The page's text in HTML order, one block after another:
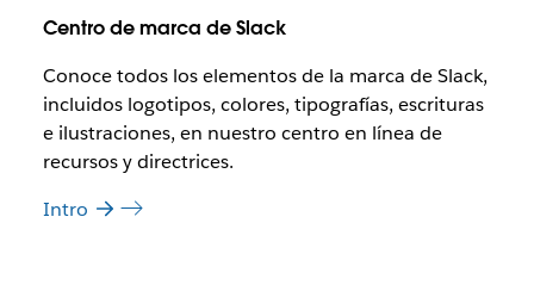
Centro de marca de Slack
Conoce todos los elementos de la marca de Slack,
incluidos logotipos, colores, tipografías, escrituras
e ilustraciones, en nuestro centro en línea de
recursos y directrices.
Intro